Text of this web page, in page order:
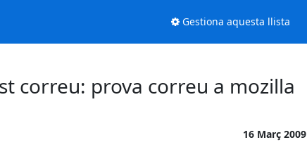
Gestiona aquesta llista
correu: prova correu a mozilla
16 Març 2009